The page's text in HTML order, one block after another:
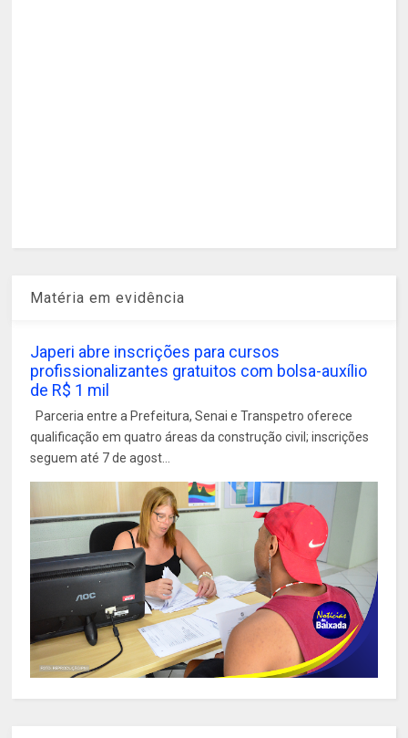
Matéria em evidência
Japeri abre inscrições para cursos
profissionalizantes gratuitos com bolsa-auxílio
de R$ 1 mil
Parceria entre a Prefeitura, Senai e Transpetro oferece
qualificação em quatro áreas da construção civil; inscrições
seguem até 7 de agost...